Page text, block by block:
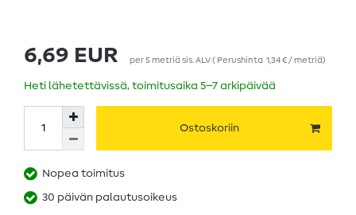
6,69 EUR per5 metriäsis. ALV( Perushinta 1,34 € / metriä)
Heti lähetettävissä, toimitusaika 5–7 arkipäivää
Ostoskoriin
Nopea toimitus
30 päivän palautusoikeus